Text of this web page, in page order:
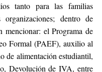
tanto para las familias
dentro de
mencionar: el Programa de
Formal (PAEF), auxilio al
de alimentación estudiantil,
Devolución de IVA, entre